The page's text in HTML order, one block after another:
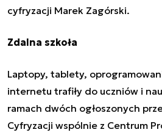
cyfryzacji Marek Zagórski.
Zdalna szkoła
Laptopy, tablety,
internetu trafiły do uczniów i
ramach dwóch ogłoszonych
Cyfryzacji wspólnie z Centrum